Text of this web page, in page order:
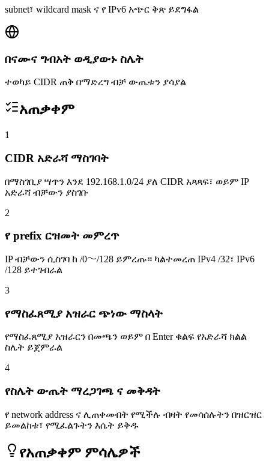
subnet፣ wildcard mask ና የ IPv6 አጭር ቅጽ ይደግፋል
በናሙና ግብአት ወዲያውኑ ስሌት
ተወካይ CIDR ጠቅ በማድረግ ብቻ ውጤቱን ያሳያል
አጠቃቀም
1
CIDR አድራሻ ማስገባት
በማስገቢያ ሣጥን እንደ 192.168.1.0/24 ያለ CIDR አጻጻፍ፣ ወይም IP
አድራሻ ብቻውን ያስገቡ
2
የ prefix ርዝመት መምረጥ
IP ብቻውን ሲስገባ ከ /0〜/128 ይምረጡ። ካልተመረጠ IPv4 /32፣ IPv6
/128 ይተገብራል
3
የማስፈጸሚያ አዝራር ጭነው ማስላት
የማስፈጸሚያ አዝራርን በመጫን ወይም በ Enter ቁልፍ የአድራሻ ክልል
ስሌት ይጀምራል
4
የስሌት ውጤት ማረጋገጫ ና መቅዳት
የ network address ና ሊጠቀሙበት የሚችሉ ብዛት የመሳሰሉትን በዝርዝር
ይመልከቱ፣ የሚፈልጉትን እሴት ይቅዱ
የአጠቃቀም ምሳሌዎች